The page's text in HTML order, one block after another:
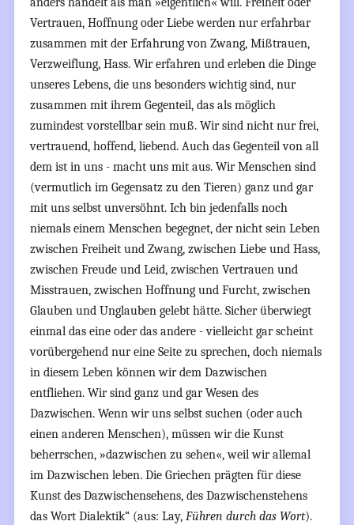
Vertrauen, Hoffnung oder Liebe werden nur erfahrbar
zusammen mit der Erfahrung von Zwang, Mißtrauen,
Verzweiflung, Hass. Wir erfahren und erleben die Dinge
unseres Lebens, die uns besonders wichtig sind, nur
zusammen mit ihrem Gegenteil, das als möglich
zumindest vorstellbar sein muß. Wir sind nicht nur frei,
vertrauend, hoffend, liebend. Auch das Gegenteil von all
dem ist in uns - macht uns mit aus. Wir Menschen sind
(vermutlich im Gegensatz zu den Tieren) ganz und gar
mit uns selbst unversöhnt. Ich bin jedenfalls noch
niemals einem Menschen begegnet, der nicht sein Leben
zwischen Freiheit und Zwang, zwischen Liebe und Hass,
zwischen Freude und Leid, zwischen Vertrauen und
Misstrauen, zwischen Hoffnung und Furcht, zwischen
Glauben und Unglauben gelebt hätte. Sicher überwiegt
einmal das eine oder das andere - vielleicht gar scheint
vorübergehend nur eine Seite zu sprechen, doch niemals
in diesem Leben können wir dem Dazwischen
entfliehen. Wir sind ganz und gar Wesen des
Dazwischen. Wenn wir uns selbst suchen (oder auch
einen anderen Menschen), müssen wir die Kunst
beherrschen, »dazwischen zu sehen«, weil wir allemal
im Dazwischen leben. Die Griechen prägten für diese
Kunst des Dazwischensehens, des Dazwischenstehens
das Wort Dialektik“ (aus: Lay, Führen durch das Wort).